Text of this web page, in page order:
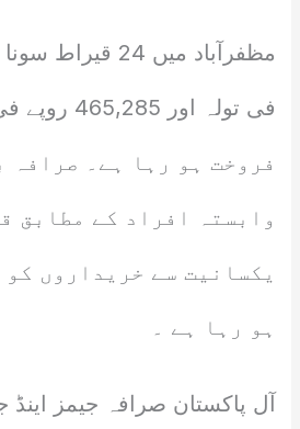
فروخت ہو رہا ہے۔ صرافہ
وابستہ افراد کے مطابق
یکسانیت سے خریداروں
ہو رہا ہے ۔
آل پاکستان صرافہ جیمز